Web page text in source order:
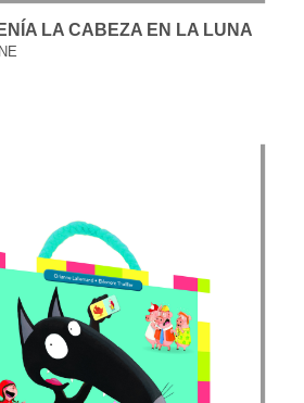
LA CABEZA EN LA LUNA